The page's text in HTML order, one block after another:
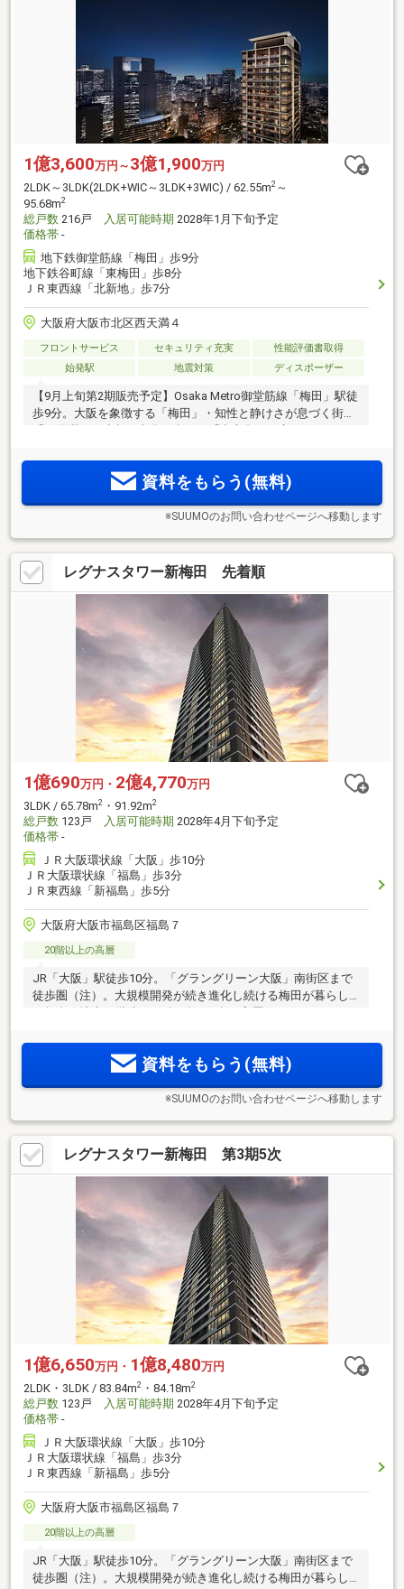
1億3,600万円～ 3億1,900万円
2LDK～3LDK(2LDK+WIC～3LDK+3WIC) / 62.55m2 ～
95.68m2
総戸数 216戸 入居可能時期 2028年1月下旬予定
価格帯 -
地下鉄御堂筋線「梅田」歩9分
地下鉄谷町線「東梅田」歩8分
ＪＲ東西線「北新地」歩7分
大阪府大阪市北区西天満４
フロントサービス セキュリティ充実
性能評価書取得
始発駅
地震対策 ディスポーザー
【9月上旬第2期販売予定】Osaka Metro御堂筋線「梅田」駅徒
歩9分。大阪を象徴する「梅田」・知性と静けさが息づく街
エントリー受付中/エントリー者様限定モデルルーム案内会予
資料をもらう(無料)
※SUUMOのお問い合わせページへ移動します
レグナスタワー新梅田 先着順
1億690万円・ 2億4,770万円
3LDK / 65.78m2 ・91.92m2
総戸数 123戸 入居可能時期 2028年4月下旬予定
価格帯 -
ＪＲ大阪環状線「大阪」歩10分
ＪＲ大阪環状線「福島」歩3分
ＪＲ東西線「新福島」歩5分
大阪府大阪市福島区福島７
20階以上の高層
JR「大阪」駅徒歩10分。「グラングリーン大阪」南街区まで
徒歩圏（注）。大規模開発が続き進化し続ける梅田が暮らし
の舞台。地上30階建て・総戸数123邸の高層タワーレジデンス
資料をもらう(無料)
※SUUMOのお問い合わせページへ移動します
レグナスタワー新梅田 第3期5次
1億6,650万円・ 1億8,480万円
2LDK・3LDK / 83.84m2 ・84.18m2
総戸数 123戸 入居可能時期 2028年4月下旬予定
価格帯 -
ＪＲ大阪環状線「大阪」歩10分
ＪＲ大阪環状線「福島」歩3分
ＪＲ東西線「新福島」歩5分
大阪府大阪市福島区福島７
20階以上の高層
JR「大阪」駅徒歩10分。「グラングリーン大阪」南街区まで
徒歩圏（注）。大規模開発が続き進化し続ける梅田が暮らし